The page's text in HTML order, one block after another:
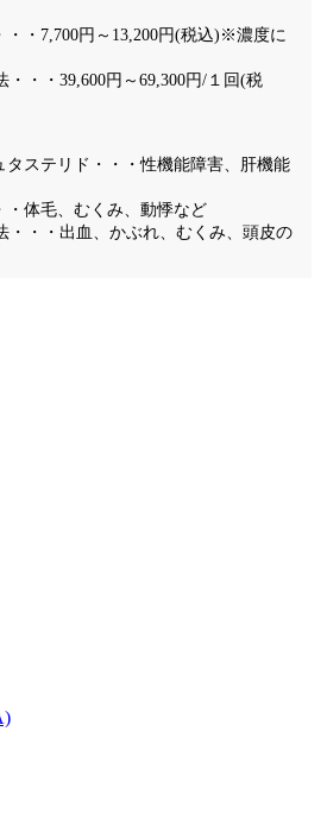
・・7,700円～13,200円(税込)※濃度に
・・39,600円～69,300円/１回(税
タステリド・・・性機能障害、肝機能
・体毛、むくみ、動悸など
・・・出血、かぶれ、むくみ、頭皮の